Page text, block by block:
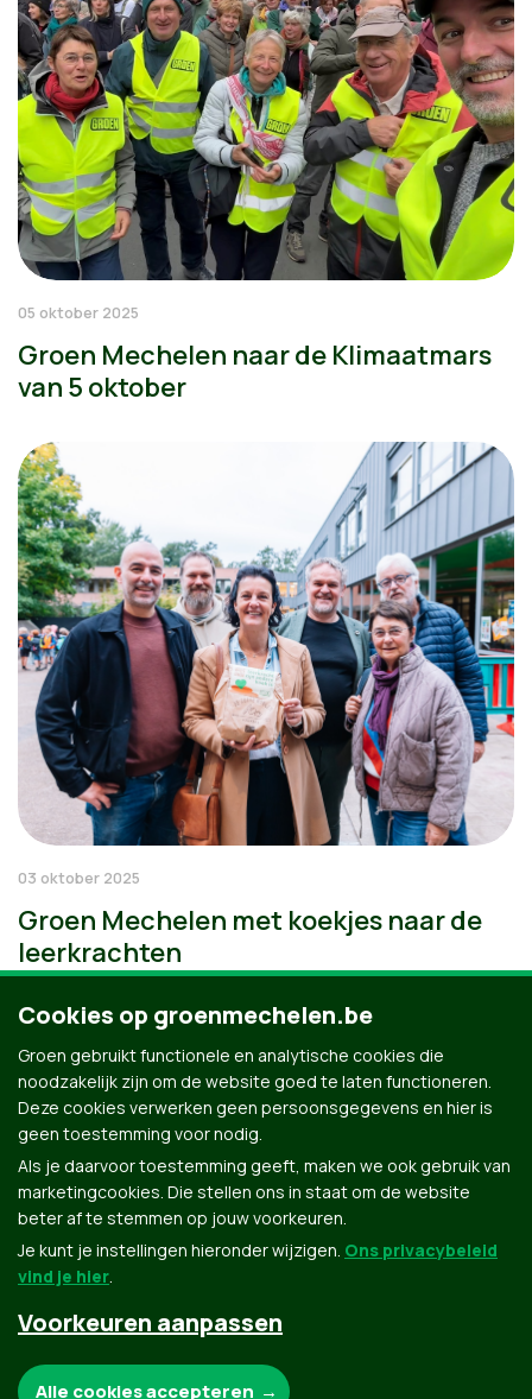
05 oktober 2025
Groen Mechelen naar de Klimaatmars
van 5 oktober
03 oktober 2025
Groen Mechelen met koekjes naar de
leerkrachten
Groen.be
Cookies op groenmechelen.be
Groen gebruikt functionele en analytische cookies die
noodzakelijk zijn om de website goed te laten functioneren.
Deze cookies verwerken geen persoonsgegevens en hier is
geen toestemming voor nodig.
Als je daarvoor toestemming geeft, maken we ook gebruik van
marketingcookies. Die stellen ons in staat om de website
beter af te stemmen op jouw voorkeuren.
Je kunt je instellingen hieronder wijzigen. Ons privacybeleid
vind je hier.
Voorkeuren aanpassen
Alle cookies accepteren